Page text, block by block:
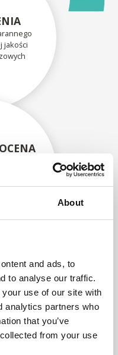
About
and ads, to
to analyse our traffic.
use of our site with
analytics partners who
that you’ve
from your use
jakości
są
w
ESD,